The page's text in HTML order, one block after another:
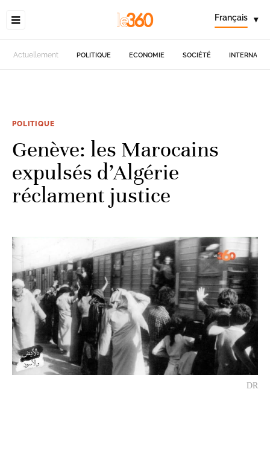
Français ▾
Actuellement POLITIQUE ECONOMIE SOCIÉTÉ
POLITIQUE
Genève: les Marocains
expulsés d’Algérie
réclament justice
DR